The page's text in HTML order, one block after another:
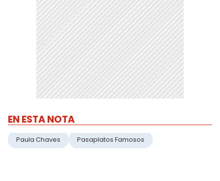
EN ESTA NOTA
Paula Chaves Pasaplatos Famosos